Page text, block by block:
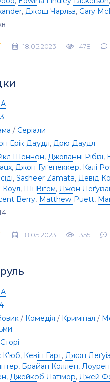
, Джош Чарльз, Gary
18.05.2023 478
/ Серіали
Ерік Даудл, Дрю Даудл
Шеннон, Джованні Рібізі,
, Джон Гуґенеккер, Калі
, Sasheer Zamata, Девід
Коул, Ші Віґем, Джон
Berry, Matthew Puett,
18.05.2023 355
/ Комедія / Кримінал /
К'юб, Кевін Гарт, Джон
, Брайан Коллен,
, Джейкоб Латімор, Джей